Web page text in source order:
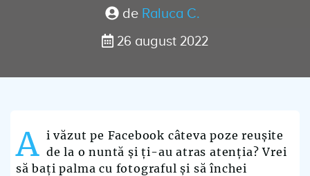
de Raluca C.
26 august 2022
A i văzut pe Facebook câteva poze reușite
de la o nuntă și ți-au atras atenția? Vrei
să bați palma cu fotograful și să închei